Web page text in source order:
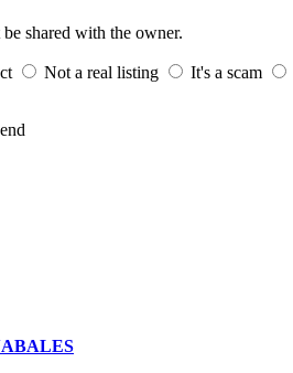
shared with the owner.
Not a real listing It's a scam